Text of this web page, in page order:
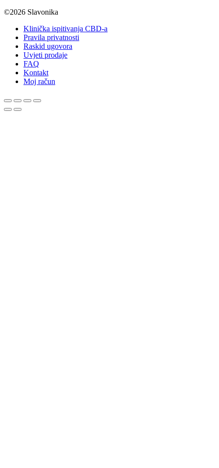
©2026 Slavonika
Klinička ispitivanja CBD-a
Pravila privatnosti
Raskid ugovora
Uvjeti prodaje
FAQ
Kontakt
Moj račun